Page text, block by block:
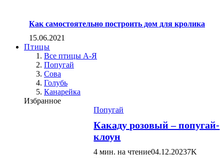
Как самостоятельно построить дом для кролика
15.06.2021
Птицы
Все птицы А-Я
Попугай
Сова
Голубь
Канарейка
Избранное
Попугай
Какаду розовый – попугай-
клоун
4 мин. на чтение04.12.20237K